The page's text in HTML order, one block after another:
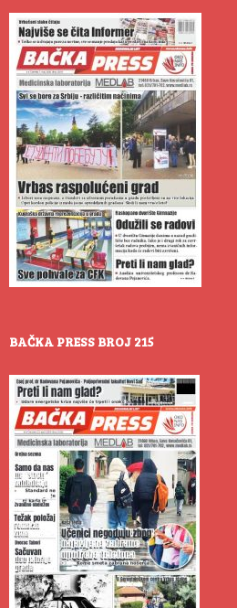
BAČKA PRESS BROJ 215